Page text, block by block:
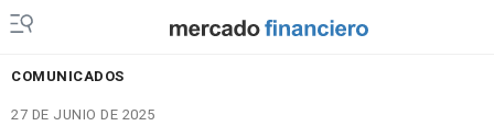
COMUNICADOS
27 DE JUNIO DE 2025